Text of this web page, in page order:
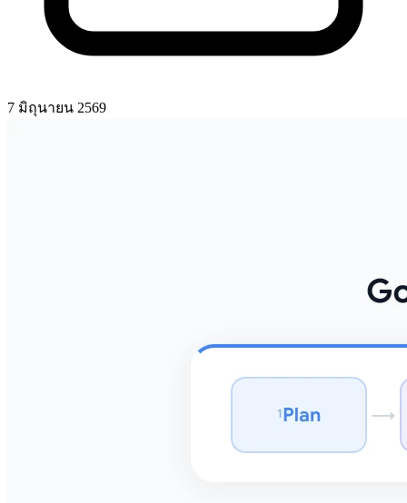
7 มิถุนายน 2569